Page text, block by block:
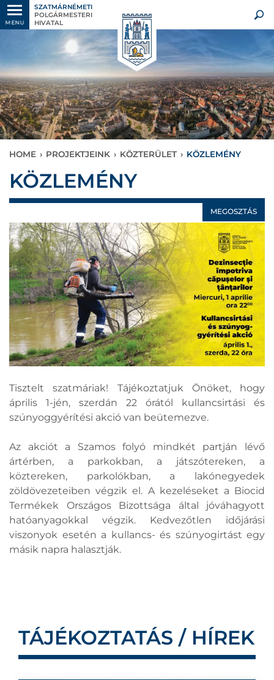
MENU
SZATMÁRNÉMETI
POLGÁRMESTERI
HIVATAL
HOME › PROJEKTJEINK › KÖZTERÜLET › KÖZLEMÉNY
KÖZLEMÉNY
MEGOSZTÁS
Tisztelt szatmáriak! Tájékoztatjuk Önöket, hogy
április 1-jén, szerdán 22 órától kullancsirtási és
szúnyoggyérítési akció van beütemezve.
Az akciót a Szamos folyó mindkét partján lévő
ártérben, a parkokban, a játszótereken, a
köztereken, parkolókban, a lakónegyedek
zöldövezeteiben végzik el. A kezeléseket a Biocid
Termékek Országos Bizottsága által jóváhagyott
hatóanyagokkal végzik. Kedvezőtlen időjárási
viszonyok esetén a kullancs- és szúnyogirtást egy
másik napra halasztják.
TÁJÉKOZTATÁS / HÍREK